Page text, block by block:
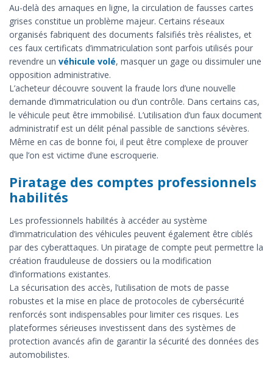
Au-delà des arnaques en ligne, la circulation de fausses cartes
grises constitue un problème majeur. Certains réseaux
organisés fabriquent des documents falsifiés très réalistes, et
ces faux certificats d’immatriculation sont parfois utilisés pour
revendre un véhicule volé, masquer un gage ou dissimuler une
opposition administrative.
L’acheteur découvre souvent la fraude lors d’une nouvelle
demande d’immatriculation ou d’un contrôle. Dans certains cas,
le véhicule peut être immobilisé. L’utilisation d’un faux document
administratif est un délit pénal passible de sanctions sévères.
Même en cas de bonne foi, il peut être complexe de prouver
que l’on est victime d’une escroquerie.
Piratage des comptes professionnels
habilités
Les professionnels habilités à accéder au système
d’immatriculation des véhicules peuvent également être ciblés
par des cyberattaques. Un piratage de compte peut permettre la
création frauduleuse de dossiers ou la modification
d’informations existantes.
La sécurisation des accès, l’utilisation de mots de passe
robustes et la mise en place de protocoles de cybersécurité
renforcés sont indispensables pour limiter ces risques. Les
plateformes sérieuses investissent dans des systèmes de
protection avancés afin de garantir la sécurité des données des
automobilistes.